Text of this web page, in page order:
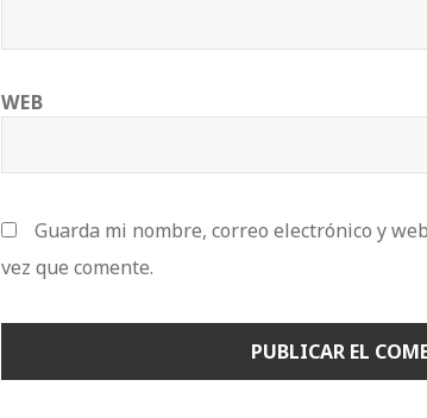
WEB
Guarda mi nombre, correo electrónico y
vez que comente.